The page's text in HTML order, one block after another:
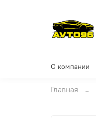
О компании
Главная